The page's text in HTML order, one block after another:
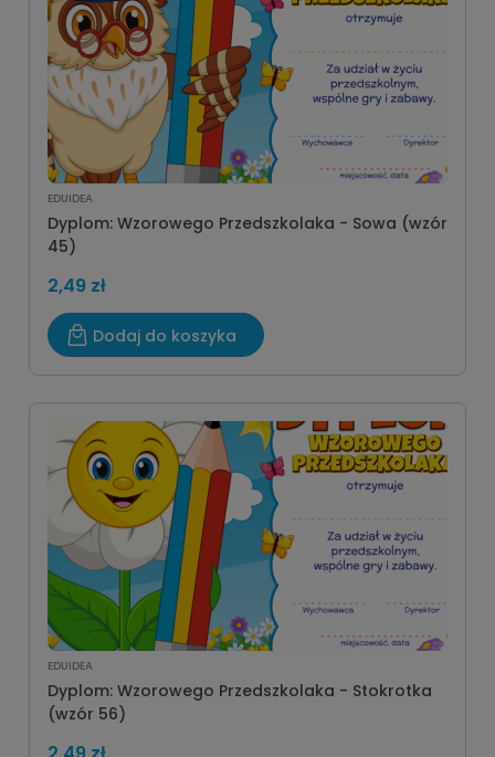
EDUIDEA
Dyplom: Wzorowego Przedszkolaka - Sowa (wzór
45)
2,49 zł
Dodaj do koszyka
EDUIDEA
Dyplom: Wzorowego Przedszkolaka - Stokrotka
(wzór 56)